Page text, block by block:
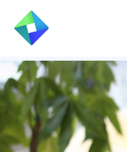
ÜBER UNS
LEISTUNGEN
Alle